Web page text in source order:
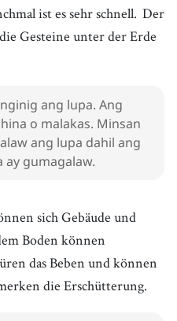
ist es sehr schnell. Der
Gesteine unter der Erde
ang lupa. Ang
o malakas. Minsan
ang lupa dahil ang
ay gumagalaw.
sich Gebäude und
Boden können
das Beben und können
die Erschütterung.